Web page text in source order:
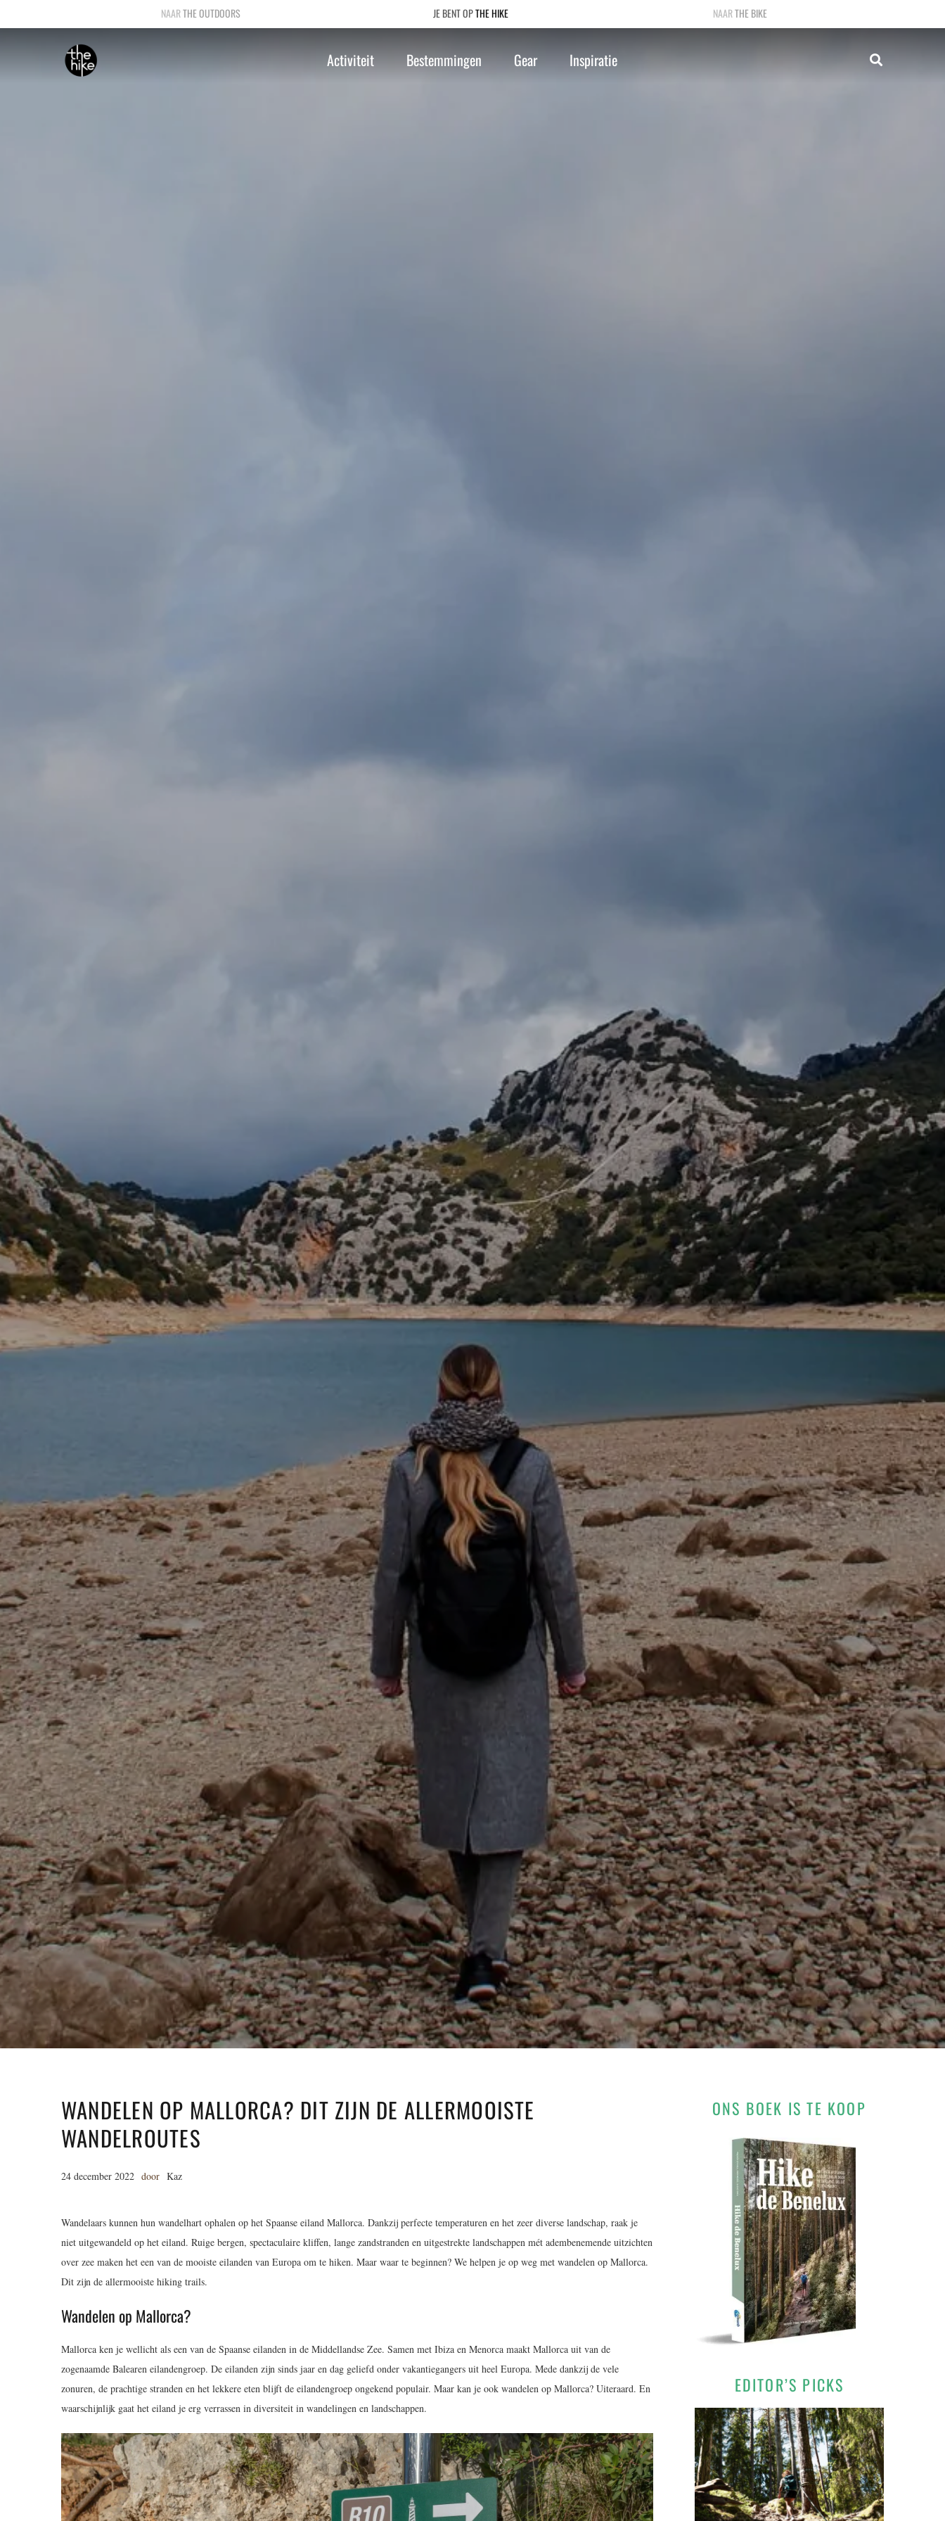
THE OUTDOORS THE HIKE THE BIKE
Activiteit Bestemmingen Gear Inspiratie
WANDELEN OP MALLORCA? DIT ZIJN DE ALLERMOOISTE
WANDELROUTES
24 december 2022 door Kaz
Wandelaars kunnen hun wandelhart ophalen op het Spaanse eiland Mallorca. Dankzij perfecte temperaturen en het zeer diverse landschap, raak je
niet uitgewandeld op het eiland. Ruige bergen, spectaculaire kliffen, lange zandstranden en uitgestrekte landschappen mét adembenemende uitzichten
over zee maken het een van de mooiste eilanden van Europa om te hiken. Maar waar te beginnen? We helpen je op weg met wandelen op Mallorca.
Dit zijn de allermooiste hiking trails.
Wandelen op Mallorca?
Mallorca ken je wellicht als een van de Spaanse eilanden in de Middellandse Zee. Samen met Ibiza en Menorca maakt Mallorca uit van de
zogenaamde Balearen eilandengroep. De eilanden zijn sinds jaar en dag geliefd onder vakantiegangers uit heel Europa. Mede dankzij de vele
zonuren, de prachtige stranden en het lekkere eten blijft de eilandengroep ongekend populair. Maar kan je ook wandelen op Mallorca? Uiteraard. En
waarschijnlijk gaat het eiland je erg verrassen in diversiteit in wandelingen en landschappen.
ONS BOEK IS TE KOOP
EDITOR’S PICKS